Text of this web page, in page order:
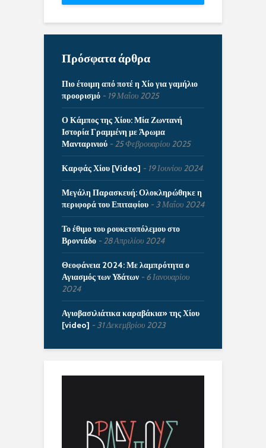
Πρόσφατα άρθρα
Πιο έτοιμη από ποτέ η Χίο για γαμήλιο
προορισμό
19 Μαΐου 2025
Ο Κάμπος της Χίου: Μία Ζωντανή
Ιστορία Γραμμένη με Άρωμα
Μανταρινιού
25 Φεβρουαρίου 2025
Καρφάς Χίου [Video] 19 Ιουνίου 2024
Μεγάλη Παρασκευή: Ολοκληρώθηκε η
περιφορά του Επιταφίου
3 Μαΐου 2024
Το έθιμο του ρουκετοπόλεμου στο
Βροντάδο
28 Απριλίου 2024
Θεοφάνεια 2024: Με λαμπρότητα ο
Αγιασμός των Υδάτων
6 Ιανουαρίου
2024
Αγιοβασιλιάτικα καραβάκια» της Χίου
[video]
31 Δεκεμβρίου 2023